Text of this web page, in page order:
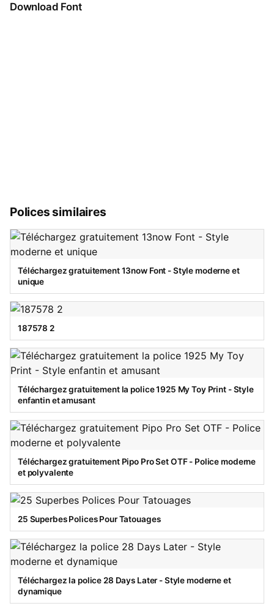
Download Font
Polices similaires
Téléchargez gratuitement 13now Font - Style moderne et
unique
187578 2
Téléchargez gratuitement la police 1925 My Toy Print - Style
enfantin et amusant
Téléchargez gratuitement Pipo Pro Set OTF - Police moderne
et polyvalente
25 Superbes Polices Pour Tatouages
Téléchargez la police 28 Days Later - Style moderne et
dynamique